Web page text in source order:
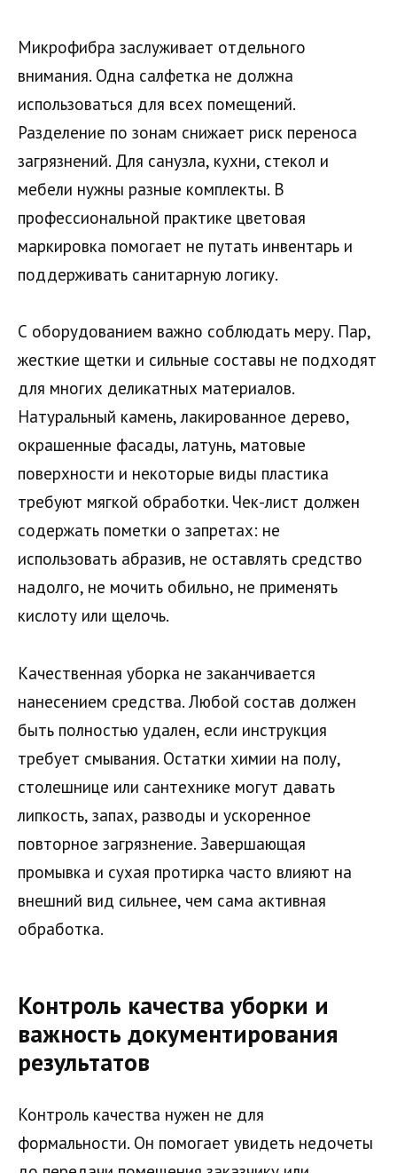
Микрофибра заслуживает отдельного
внимания. Одна салфетка не должна
использоваться для всех помещений.
Разделение по зонам снижает риск переноса
загрязнений. Для санузла, кухни, стекол и
мебели нужны разные комплекты. В
профессиональной практике цветовая
маркировка помогает не путать инвентарь и
поддерживать санитарную логику.
С оборудованием важно соблюдать меру. Пар,
жесткие щетки и сильные составы не подходят
для многих деликатных материалов.
Натуральный камень, лакированное дерево,
окрашенные фасады, латунь, матовые
поверхности и некоторые виды пластика
требуют мягкой обработки. Чек-лист должен
содержать пометки о запретах: не
использовать абразив, не оставлять средство
надолго, не мочить обильно, не применять
кислоту или щелочь.
Качественная уборка не заканчивается
нанесением средства. Любой состав должен
быть полностью удален, если инструкция
требует смывания. Остатки химии на полу,
столешнице или сантехнике могут давать
липкость, запах, разводы и ускоренное
повторное загрязнение. Завершающая
промывка и сухая протирка часто влияют на
внешний вид сильнее, чем сама активная
обработка.
Контроль качества уборки и
важность документирования
результатов
Контроль качества нужен не для
формальности. Он помогает увидеть недочеты